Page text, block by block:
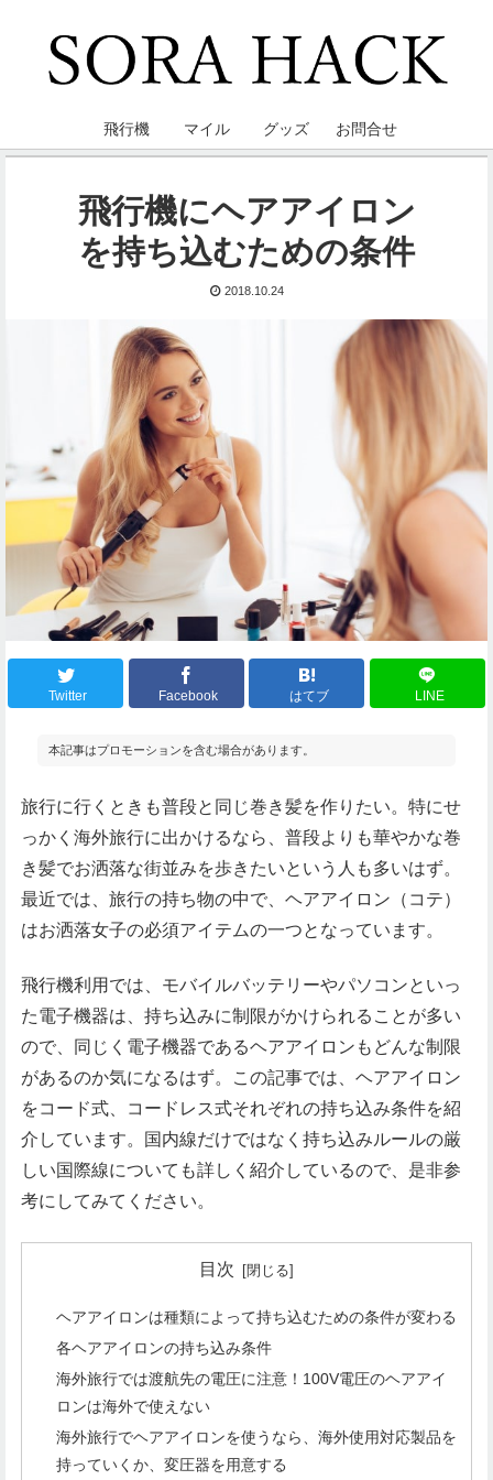
飛行機 マイル グッズ お問合せ
飛行機にヘアアイロン
を持ち込むための条件
2018.10.24
Twitter Facebook はてブ LINE
本記事はプロモーションを含む場合があります。
旅行に行くときも普段と同じ巻き髪を作りたい。特にせ
っかく海外旅行に出かけるなら、普段よりも華やかな巻
き髪でお洒落な街並みを歩きたいという人も多いはず。
最近では、旅行の持ち物の中で、ヘアアイロン（コテ）
はお洒落女子の必須アイテムの一つとなっています。
飛行機利用では、モバイルバッテリーやパソコンといっ
た電子機器は、持ち込みに制限がかけられることが多い
ので、同じく電子機器であるヘアアイロンもどんな制限
があるのか気になるはず。この記事では、ヘアアイロン
をコード式、コードレス式それぞれの持ち込み条件を紹
介しています。国内線だけではなく持ち込みルールの厳
しい国際線についても詳しく紹介しているので、是非参
考にしてみてください。
目次
ヘアアイロンは種類によって持ち込むための条件が変わる
各ヘアアイロンの持ち込み条件
海外旅行では渡航先の電圧に注意！100V電圧のヘアアイ
ロンは海外で使えない
海外旅行でヘアアイロンを使うなら、海外使用対応製品を
持っていくか、変圧器を用意する